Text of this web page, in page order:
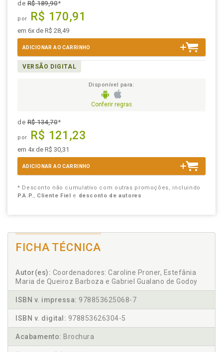
deR$ 189,90*
por R$ 170,91
em 6x de R$ 28,49
ADICIONAR AO CARRINHO
VERSÃO DIGITAL
Disponível para:
Conferir regras
deR$ 134,70*
por R$ 121,23
em 4x de R$ 30,31
ADICIONAR AO CARRINHO
* Desconto não cumulativo com outras promoções, incluindo
P.A.P., Cliente Fiel e desconto de autores
FICHA TÉCNICA
Autor(es): Coordenadores: Caroline Proner, Estefânia
Maria de Queiroz Barboza e Gabriel Gualano de Godoy
ISBN v. impressa: 978853625068-7
ISBN v. digital: 978853626304-5
Acabamento: Brochura